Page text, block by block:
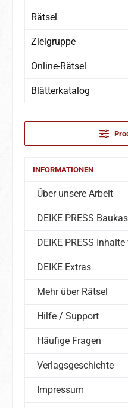
Rätsel
Zielgruppe
Online-Rätsel
Blätterkatalog
INFORMATIONEN
Über unsere Arbeit
DEIKE PRESS
DEIKE PRESS
DEIKE Extras
Mehr über Rätsel
Hilfe / Support
Häufige Fragen
Verlagsgeschichte
Impressum